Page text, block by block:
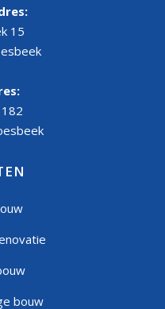
15
bouw